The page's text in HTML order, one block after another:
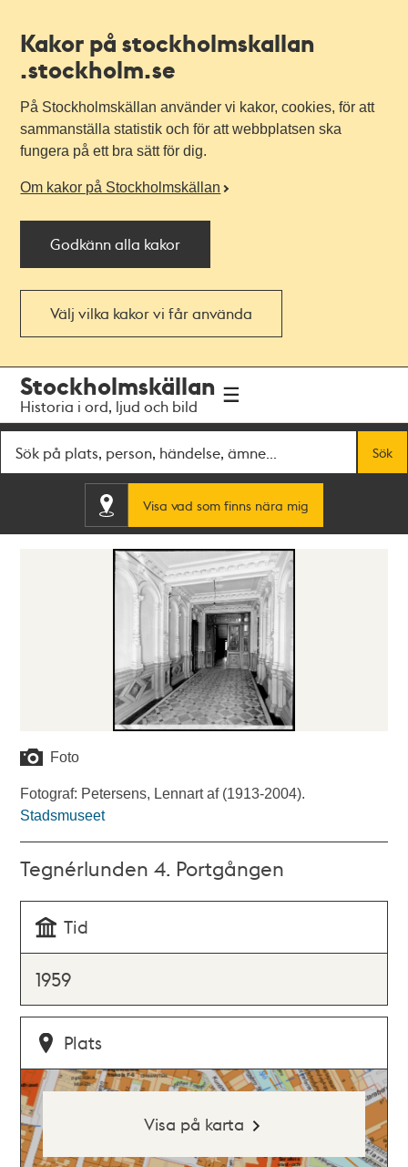
Kakor på stockholmskallan
.stockholm.se
På Stockholmskällan använder vi kakor, cookies, för att
sammanställa statistik och för att webbplatsen ska
fungera på ett bra sätt för dig.
Om kakor på Stockholmskällan
Godkänn alla kakor
Välj vilka kakor vi får använda
navigationen
huvudinnehållet
Stockholmskällan
Historia i ord, ljud och bild
Sök
Visa vad som finns nära mig
Foto
Fotograf: Petersens, Lennart af (1913-2004).
Stadsmuseet
Tegnérlunden 4. Portgången
Tid
1959
Plats
Visa på karta